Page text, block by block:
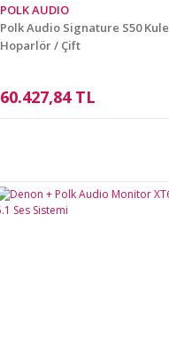
POLK AUDIO
Polk Audio Signature S50 Kule
Hoparlör / Çift
60.427,84 TL